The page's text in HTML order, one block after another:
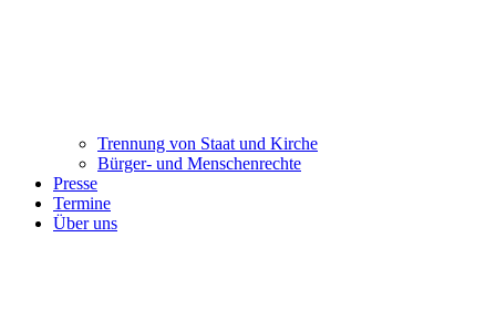
Trennung ​​​​​​​von Staat und Kirche
Bürger- und Menschenrechte
Presse
Termine
Über uns